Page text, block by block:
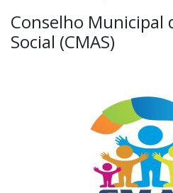
Conselho Municipal
Social (CMAS)